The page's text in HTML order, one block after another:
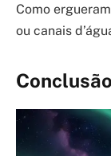
Como
ou canais
Conclusão